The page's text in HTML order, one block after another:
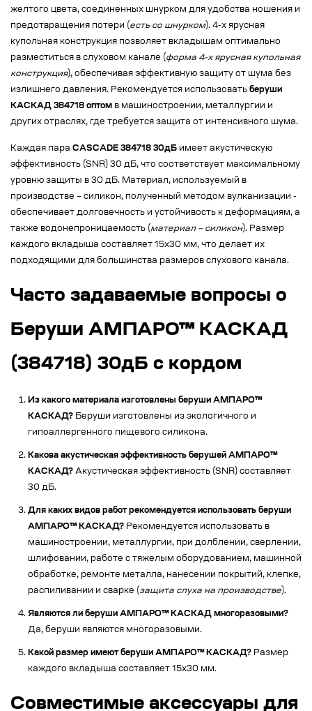
желтого цвета, соединенных шнурком для удобства ношения и
предотвращения потери (есть со шнурком). 4-х ярусная
купольная конструкция позволяет вкладышам оптимально
разместиться в слуховом канале (форма 4-х ярусная купольная
конструкция), обеспечивая эффективную защиту от шума без
излишнего давления. Рекомендуется использовать беруши
КАСКАД 384718 оптом в машиностроении, металлургии и
других отраслях, где требуется защита от интенсивного шума.
Каждая пара CASCADE 384718 30дБ имеет акустическую
эффективность (SNR) 30 дБ, что соответствует максимальному
уровню защиты в 30 дБ. Материал, используемый в
производстве – силикон, полученный методом вулканизации -
обеспечивает долговечность и устойчивость к деформациям, а
также водонепроницаемость (материал – силикон). Размер
каждого вкладыша составляет 15х30 мм, что делает их
подходящими для большинства размеров слухового канала.
Часто задаваемые вопросы о
Беруши АМПАРО™ КАСКАД
(384718) 30дБ с кордом
Из какого материала изготовлены беруши АМПАРО™
КАСКАД? Беруши изготовлены из экологичного и
гипоаллергенного пищевого силикона.
Какова акустическая эффективность берушей АМПАРО™
КАСКАД? Акустическая эффективность (SNR) составляет
30 дБ.
Для каких видов работ рекомендуется использовать беруши
АМПАРО™ КАСКАД? Рекомендуется использовать в
машиностроении, металлургии, при долблении, сверлении,
шлифовании, работе с тяжелым оборудованием, машинной
обработке, ремонте металла, нанесении покрытий, клепке,
распиливании и сварке (защита слуха на производстве).
Являются ли беруши АМПАРО™ КАСКАД многоразовыми?
Да, беруши являются многоразовыми.
Какой размер имеют беруши АМПАРО™ КАСКАД? Размер
каждого вкладыша составляет 15х30 мм.
Совместимые аксессуары для